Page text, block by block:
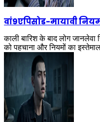
वां9एपिसोड-मायावी
काली बारिश के बाद लोग
को पहचाना और नियमों का